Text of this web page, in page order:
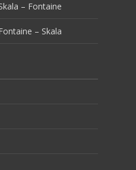
– Fontaine
– Skala